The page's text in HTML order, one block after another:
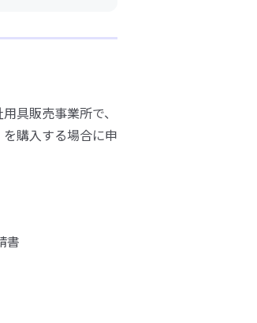
具販売事業所で、
購入する場合に申
書